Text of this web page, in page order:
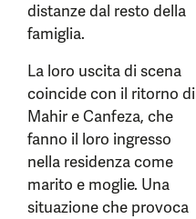
distanze dal resto della
famiglia.
La loro uscita di scena
coincide con il ritorno di
Mahir e Canfeza, che
fanno il loro ingresso
nella residenza come
marito e moglie. Una
situazione che provoca